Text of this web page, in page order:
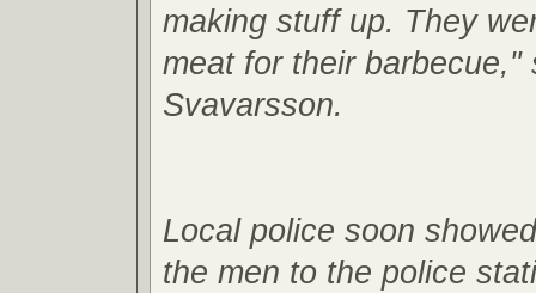
making stuff up. They
meat for their barbecue,"
Svavarsson.
Local police soon
the men to the police